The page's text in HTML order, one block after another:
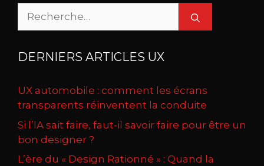
Rechercher :
DERNIERS ARTICLES UX
UX automobile : comment les écrans
transparents réinventent la conduite
Si l’IA sait faire, faut-il savoir faire pour être un
bon designer ?
L’ère du « Design Rationné » : Quand la